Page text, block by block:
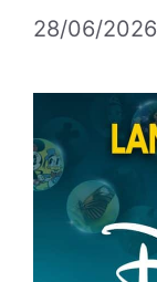
28/06/2026